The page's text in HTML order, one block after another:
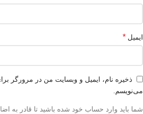
ایمیل *
ذخیره نام، ایمیل و وبسایت من در مرورگر
می‌نویسم.
شما باید وارد حساب خود شده باشید تا قادر به